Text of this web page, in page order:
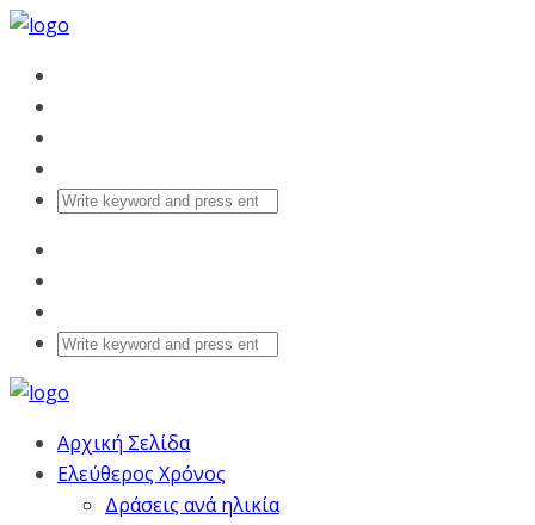
Αρχική Σελίδα
Ελεύθερος Χρόνος
Δράσεις ανά ηλικία